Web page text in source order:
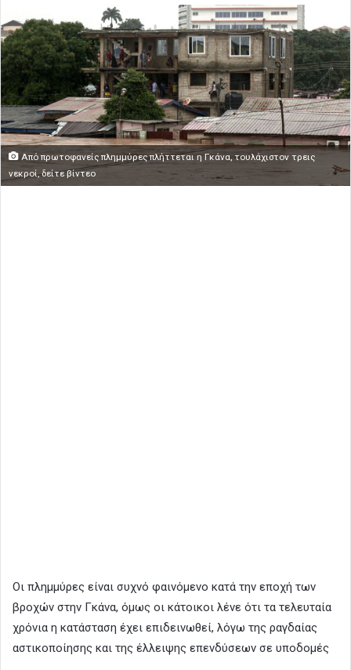
Από πρωτοφανείς πλημμύρες πλήττεται η Γκάνα, τουλάχιστον τρεις
νεκροί, δείτε βίντεο
Οι πλημμύρες είναι συχνό φαινόμενο κατά την εποχή των
βροχών στην Γκάνα, όμως οι κάτοικοι λένε ότι τα τελευταία
χρόνια η κατάσταση έχει επιδεινωθεί, λόγω της ραγδαίας
αστικοποίησης και της έλλειψης επενδύσεων σε υποδομές